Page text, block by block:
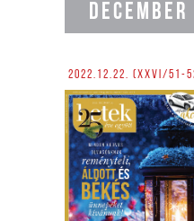
DECEMBER
2022.12.22. (XXVI/51-